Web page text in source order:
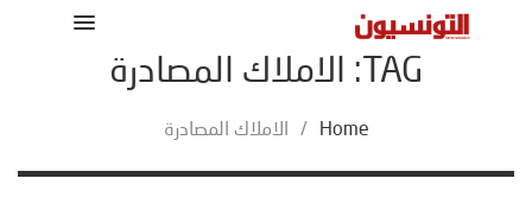
TAG: الاملاك المصادرة
Home
/ الاملاك المصادرة